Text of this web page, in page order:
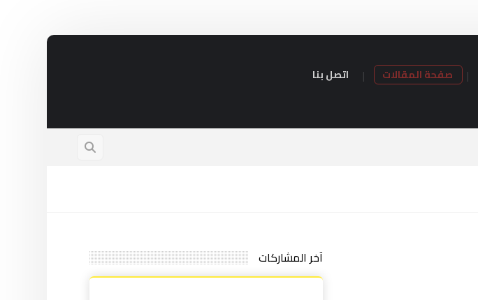
صفحة المقالات اتصل بنا
آخر المشاركات